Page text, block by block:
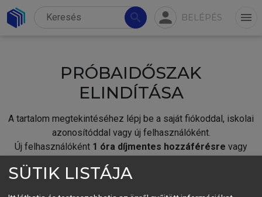
search person BELÉPÉS menu
PRÓBAIDŐSZAK
ELINDÍTÁSA
A tartalom megtekintéséhez lépj be a saját fiókoddal, iskolai
azonosítóddal vagy új felhasználóként.
Új felhasználóként 1 óra díjmentes hozzáférésre vagy
SÜTIK LISTÁJA